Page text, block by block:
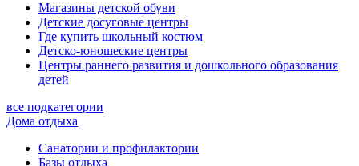
Магазины детской обуви
Детские досуговые центры
Где купить школьный костюм
Детско-юношеские центры
Центры раннего развития и дошкольного образования
детей
все подкатегории
Дома отдыха
Санатории и профилактории
Базы отдыха